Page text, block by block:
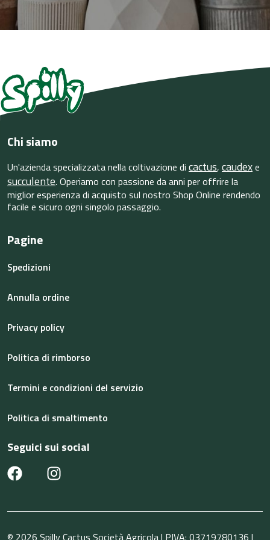
Chi siamo
Un'azienda specializzata nella coltivazione di cactus, caudexe
succulente. Operiamo con passione da anni per offrire la
miglior esperienza di acquisto sul nostro Shop Online rendendo
facile e sicuro ogni singolo passaggio.
Pagine
Spedizioni
Annulla ordine
Privacy policy
Politica di rimborso
Termini e condizioni del servizio
Politica di smaltimento
Seguici sui social
© 2026 Spilly Cactus Società Agricola | PIVA: 03719780136 |